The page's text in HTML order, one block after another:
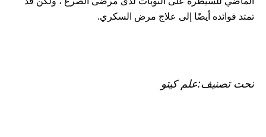
تمتد فوائده أيضًا إلى علاج مرض السكري.
تحت تصنيف:علم كيتو